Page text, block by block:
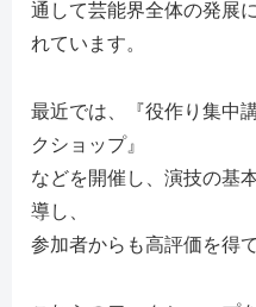
通して芸能界全体の発展
れています。
最近では、『役作り集中
クショップ』
などを開催し、演技の基
導し、
参加者からも高評価を得